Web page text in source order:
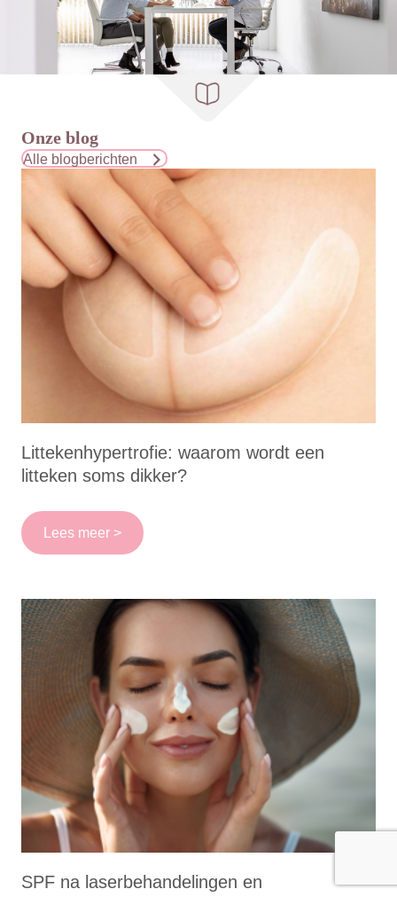
Onze blog
Alle blogberichten
Littekenhypertrofie: waarom wordt een
litteken soms dikker?
Lees meer >
SPF na laserbehandelingen en